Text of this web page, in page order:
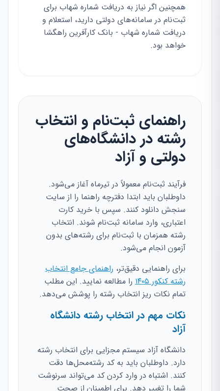
همچنین اگر نیاز به دریافت شماره شهاب برای
ثبت‌نام در سامانه‌های دولتی دارید، استعلام و
دریافت شماره شهاب - بانک کارآفرین راهگشا
خواهد بود.
راهنمای ثبت‌نام و انتخاب
رشته در دانشگاه‌های
دولتی و آزاد
فرآیند ثبت‌نام معمولاً در تیرماه آغاز می‌شود.
داوطلبان باید ابتدا دفترچه راهنما را از سایت
سنجش دانلود کنند. سپس با خرید کارت
اعتباری، وارد سامانه ثبت‌نام شوند. انتخاب
رشته همزمان با ثبت‌نام برای رشته‌های بدون
آزمون انجام می‌شود.
برای راهنمایی دقیق‌تر، راهنمای جامع انتخاب
رشته کنکور ۱۴۰۵
را مطالعه نمایید. این مطلب
تمام نکات ریز انتخاب رشته را پوشش می‌دهد.
نکات مهم در انتخاب رشته دانشگاه
آزاد
دانشگاه آزاد سیستم مجزایی برای انتخاب رشته
دارد. داوطلبان باید به کد رشته‌محل‌ها دقت
کنند. اشتباه در وارد کردن کد می‌تواند سرنوشت
شما را تغییر دهد. برای اطمینان از صحت